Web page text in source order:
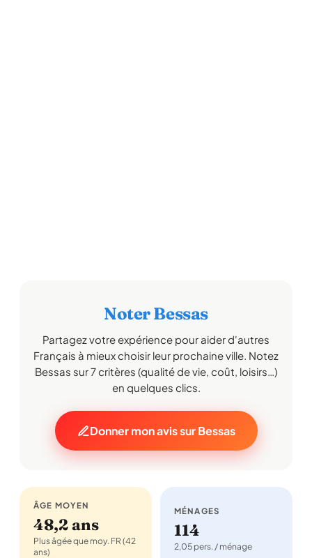
Noter Bessas
Partagez votre expérience pour aider d'autres
Français à mieux choisir leur prochaine ville. Notez
Bessas sur 7 critères (qualité de vie, coût, loisirs…)
en quelques clics.
Donner mon avis sur Bessas
ÂGE MOYEN
48,2 ans
Plus âgée que moy. FR (42
ans)
MÉNAGES
114
2,05 pers. / ménage